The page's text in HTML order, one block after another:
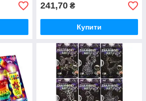
241,70 ₴
Купити